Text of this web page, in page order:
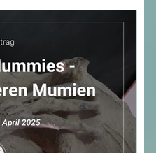
Steine Natur
Kulturen